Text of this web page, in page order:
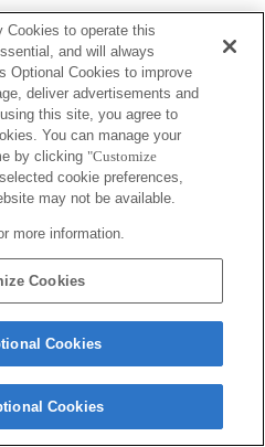
to operate this
and will always
Optional Cookies to improve
deliver advertisements and
this site, you agree to
You can manage your
by clicking "Customize
cookie preferences,
may not be available.
more information.
Cookies
Cookies
Cookies